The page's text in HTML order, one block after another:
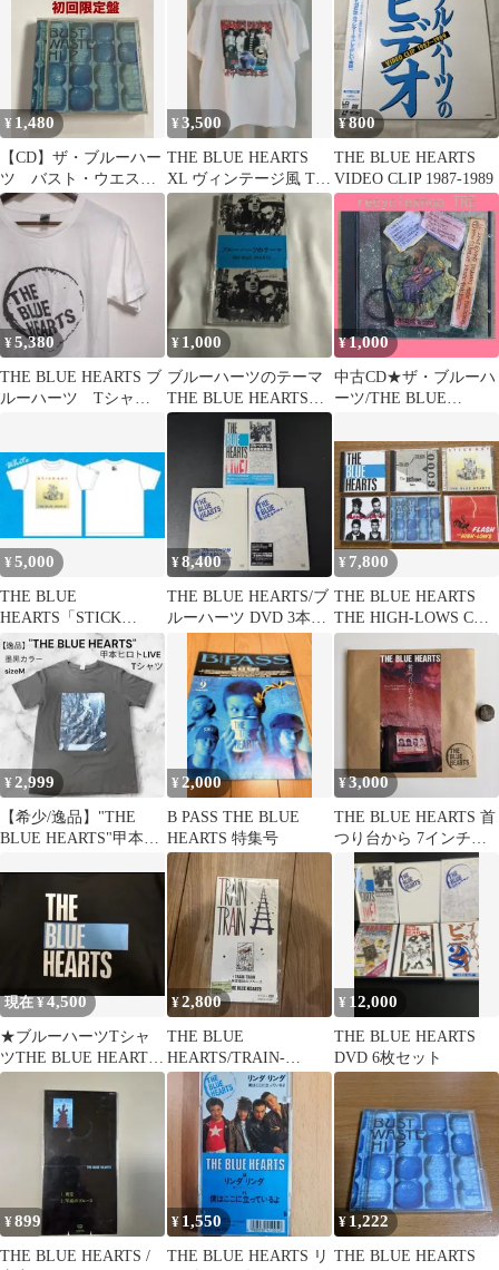
¥ 1,480
【CD】ザ・ブルーハー
ツ バスト・ウエス
ト・ヒップ 初回限定
盤
¥3,500
THE BLUE HEARTS
XL ヴィンテージ風 Tシ
ャツ ブルーハーツ
¥800
THE BLUE HEARTS
VIDEO CLIP 1987-1989
¥5,380
THE BLUE HEARTS ブ
ルーハーツ Tシャツ L
¥ 1,000
ブルーハーツのテーマ
THE BLUE HEARTS
CD まとめ購入で２
¥1,000
中古CD★ザ・ブルーハ
ーツ/THE BLUE
【JTD1/0719467113320
】D24138
¥5,000
THE BLUE
HEARTS「STICK
OUT」Tシャツ 白/L
¥8,400
THE BLUE HEARTS/ブ
ルーハーツ DVD 3本セ
ット メルダック盤
¥ 7,800
THE BLUE HEARTS
THE HIGH-LOWS CD 6
枚セット
¥2,999
【希少/逸品】"THE
BLUE HEARTS"甲本ヒ
¥ 2,000
B PASS THE BLUE
HEARTS 特集号
¥3,000
THE BLUE HEARTS 首
つり台から 7インチ※
限定缶バッジ付き
現在 ¥4,500
★ブルーハーツTシャ
ツTHE BLUE HEARTS
ロックTシャツ パンク
¥2,800
THE BLUE
HEARTS/TRAIN-
TRAIN 8cm 未開封
¥ 12,000
THE BLUE HEARTS
DVD 6枚セット
¥899
THE BLUE HEARTS /
¥ 1,550
THE BLUE HEARTS リ
¥ 1,222
THE BLUE HEARTS